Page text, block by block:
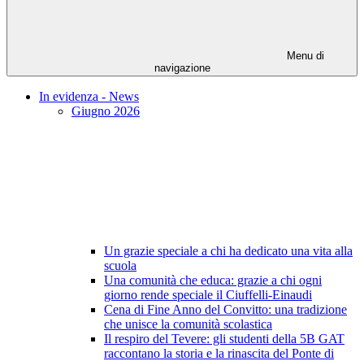
Menu di
navigazione
In evidenza - News
Giugno 2026
Un grazie speciale a chi ha dedicato una vita alla
scuola
Una comunità che educa: grazie a chi ogni
giorno rende speciale il Ciuffelli-Einaudi
Cena di Fine Anno del Convitto: una tradizione
che unisce la comunità scolastica
Il respiro del Tevere: gli studenti della 5B GAT
raccontano la storia e la rinascita del Ponte di